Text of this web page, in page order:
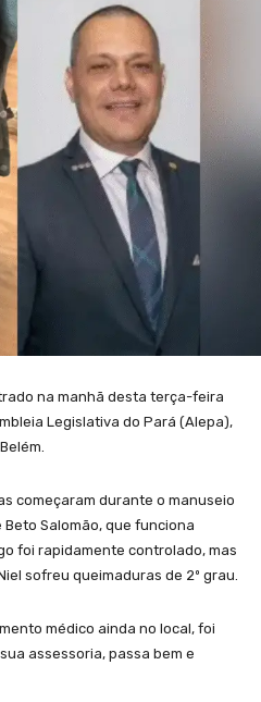
na manhã desta terça-feira
Legislativa do Pará (Alepa),
começaram durante o manuseio
Salomão, que funciona
foi rapidamente controlado, mas
sofreu queimaduras de 2º grau.
médico ainda no local, foi
assessoria, passa bem e